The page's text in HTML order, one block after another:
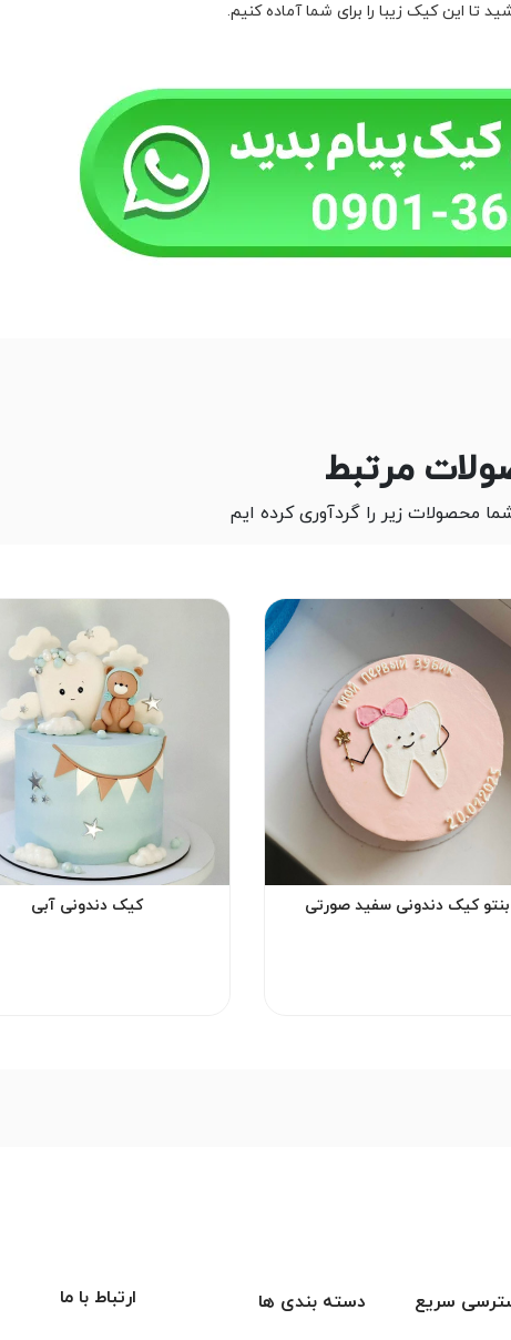
تا این کیک زیبا را برای شما آماده کنیم.
مرتبط
محصولات زیر را گردآوری کرده ایم
بنتو کیک دندونی سفید صورتی کیک دندونی آبی
سریع دسته بندی ها ارتباط با ما